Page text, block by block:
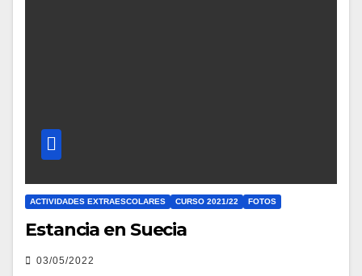
ACTIVIDADES EXTRAESCOLARES CURSO 2021/22 FOTOS
Estancia en Suecia
03/05/2022